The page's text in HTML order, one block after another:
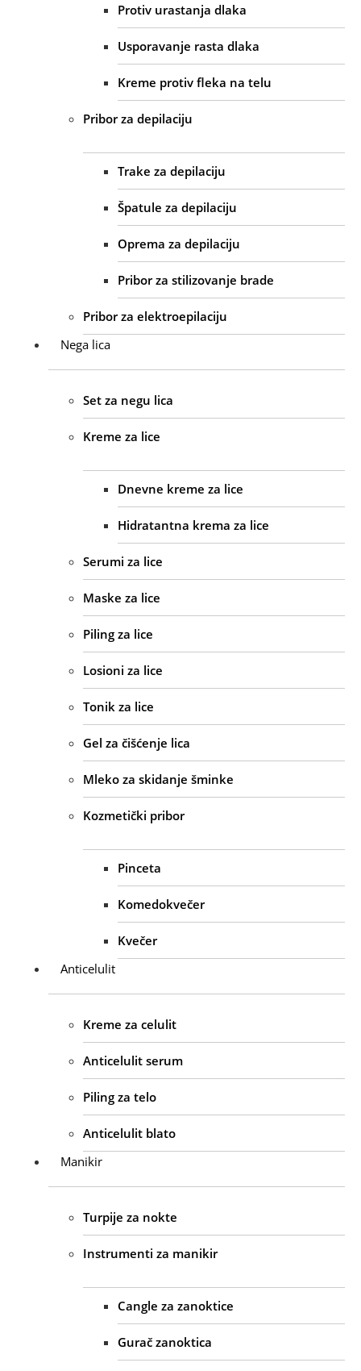
Protiv urastanja dlaka
Usporavanje rasta dlaka
Kreme protiv fleka na telu
Pribor za depilaciju
Trake za depilaciju
Špatule za depilaciju
Oprema za depilaciju
Pribor za stilizovanje brade
Pribor za elektroepilaciju
Nega lica
Set za negu lica
Kreme za lice
Dnevne kreme za lice
Hidratantna krema za lice
Serumi za lice
Maske za lice
Piling za lice
Losioni za lice
Tonik za lice
Gel za čišćenje lica
Mleko za skidanje šminke
Kozmetički pribor
Pinceta
Komedokvečer
Kvečer
Anticelulit
Kreme za celulit
Anticelulit serum
Piling za telo
Anticelulit blato
Manikir
Turpije za nokte
Instrumenti za manikir
Cangle za zanoktice
Gurač zanoktica